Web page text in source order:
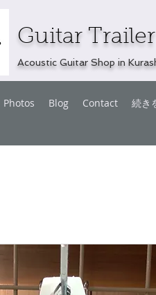
Guitar Trailer
Acoustic Guitar Shop in
Photos Blog Contact 続き